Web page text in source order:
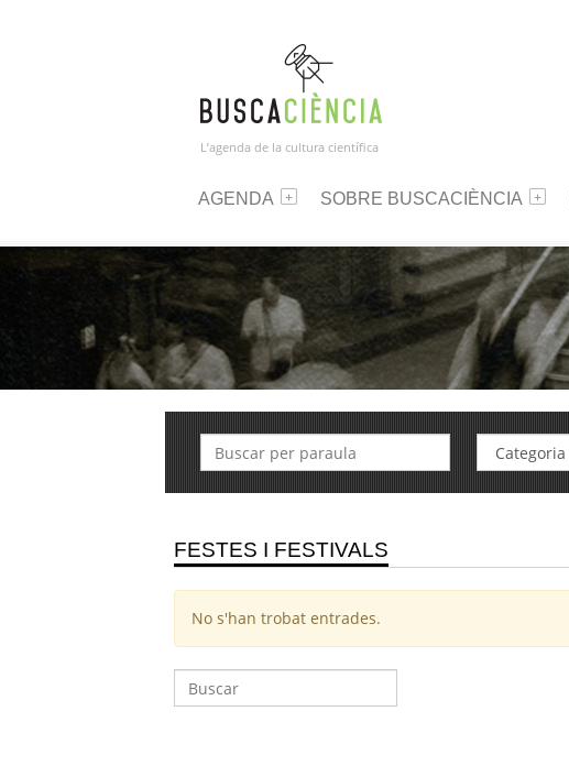
L’agenda de la cultura científica
AGENDA SOBRE BUSCACIÈNCIA
FESTES I FESTIVALS
No s'han trobat entrades.
Cerca: